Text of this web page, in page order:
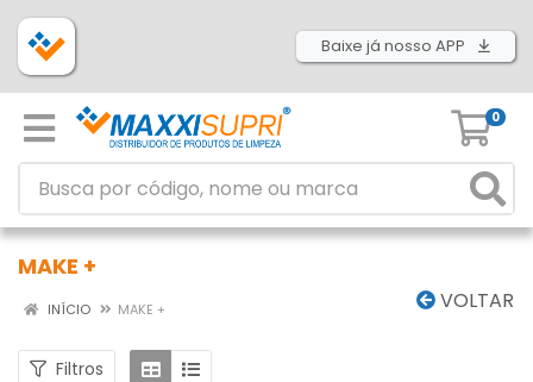
Baixe já nosso APP
0
MAKE +
VOLTAR
INÍCIO MAKE +
Filtros